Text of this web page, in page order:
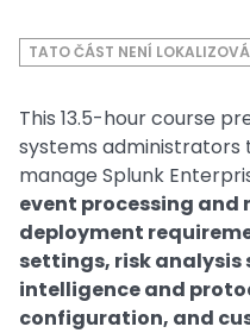
TATO ČÁST NENÍ
This 13.5-hour course
systems administrators
manage Splunk
event processing
deployment
settings, risk
intelligence and
configuration, and